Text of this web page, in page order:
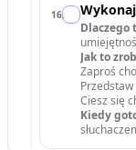
16.
Dlaczego
Jak to
Zaproś
Ciesz się
Kiedy